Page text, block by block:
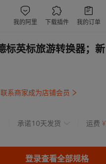
英标旅游转换器；新
联系商家成为店铺会员
承诺10天发货 运费 ¥
登录查看全部规格